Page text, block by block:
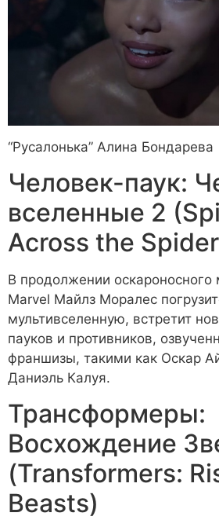
“Русалонька” Алина
Человек-паук:
вселенные 2
Across the
В продолжении оскароносного
Marvel Майлз Моралес
мультивселенную, встретит
пауков и противников,
франшизы, такими как Оскар
Даниэль Калуя.
Трансформеры:
Восхождение
(Transformers:
Beasts)